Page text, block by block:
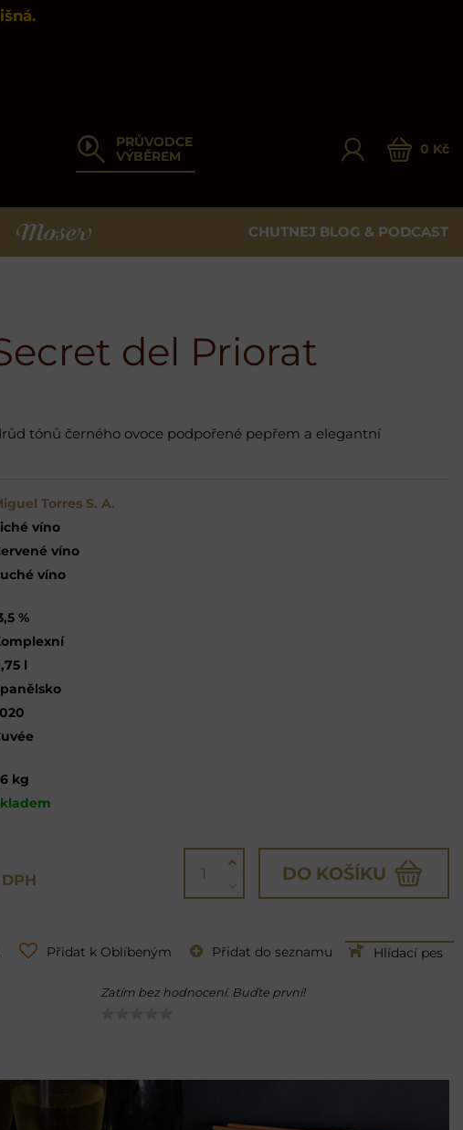
PRŮVODCE
VÝBĚREM
0 Kč
MOSER
CHUTNEJ BLOG & PODCAST
del Priorat
tónů černého ovoce podpořené pepřem a elegantní
Torres S. A.
víno
víno
víno
%
l
kg
DO KOŠÍKU
Přidat k Oblíbeným Přidat do seznamu Hlídací pes
Zatím bez hodnocení. Buďte první!